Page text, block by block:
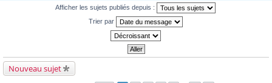
Afficher les sujets publiés depuis :
Trier par
Nouveau sujet